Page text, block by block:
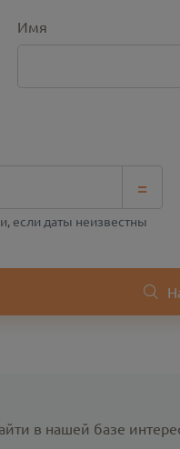
Имя
=
если даты неизвестны
в нашей базе